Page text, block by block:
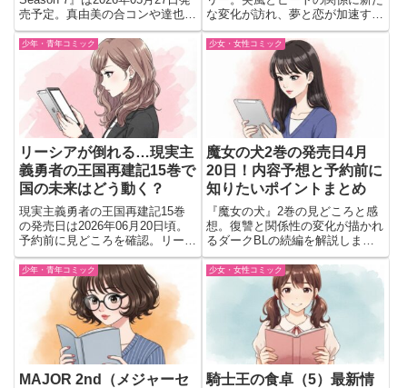
売予定。真由美の合コンや達也と
の距離感に変化あり？論文コンペ
展開も気になる最新巻の見どころ
な変化が訪れ、夢と恋が加速する
展開へ。椎名軽穂が描く瑞々しい
第4巻。
少年・青年コミック
リーシアが倒れる…現実主
義勇者の王国再建記15巻で
国の未来はどう動く？
現実主義勇者の王国再建記15巻
の発売日は2026年06月20日頃。
予約前に見どころを確認。リーシ
アの体調不良やトルギス共和国で
の新たな出会いが気になる一冊を
紹介。
少女・女性コミック
魔女の犬2巻の発売日4月
20日！内容予想と予約前に
知りたいポイントまとめ
『魔女の犬』2巻の見どころと感
想。復讐と関係性の変化が描かれ
るダークBLの続編を解説しま
す。
少年・青年コミック
MAJOR 2nd（メジャーセ
少女・女性コミック
騎士王の食卓（5）最新情